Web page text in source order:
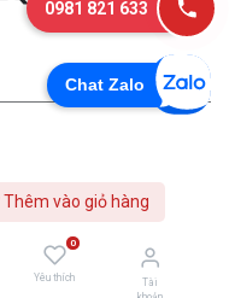
Thêm vào giỏ hàng
0
Yêu thích
Tài
Mua
Chat Zalo
0981 821 633